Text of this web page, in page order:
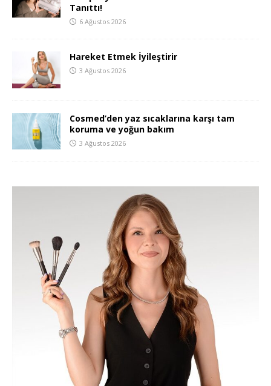
Tanıttı!
6 Ağustos 2026
Hareket Etmek İyileştirir
3 Ağustos 2026
Cosmed’den yaz sıcaklarına karşı tam
koruma ve yoğun bakım
3 Ağustos 2026